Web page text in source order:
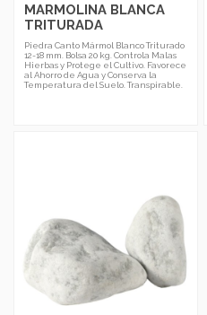
MARMOLINA BLANCA
TRITURADA
Piedra Canto Mármol Blanco Triturado
12-18 mm. Bolsa 20 kg. Controla Malas
Hierbas y Protege el Cultivo. Favorece
al Ahorro de Agua y Conserva la
Temperatura del Suelo. Transpirable.